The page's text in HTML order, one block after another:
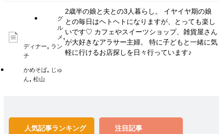
2歳半の娘と夫との3人暮らし。 イヤイヤ期の娘
との毎日はヘトヘトになりますが、とっても楽し
いです♡ カフェやスイーツショップ、雑貨屋さん
が大好きなアラサー主婦。 特に子どもと一緒に気
軽に行けるお店探しを日々行っています♪
グ
ル
メ ,
ディナー, ラン
チ
かめそば, じゅ
ん, 松山
人気記事ランキング 注目記事